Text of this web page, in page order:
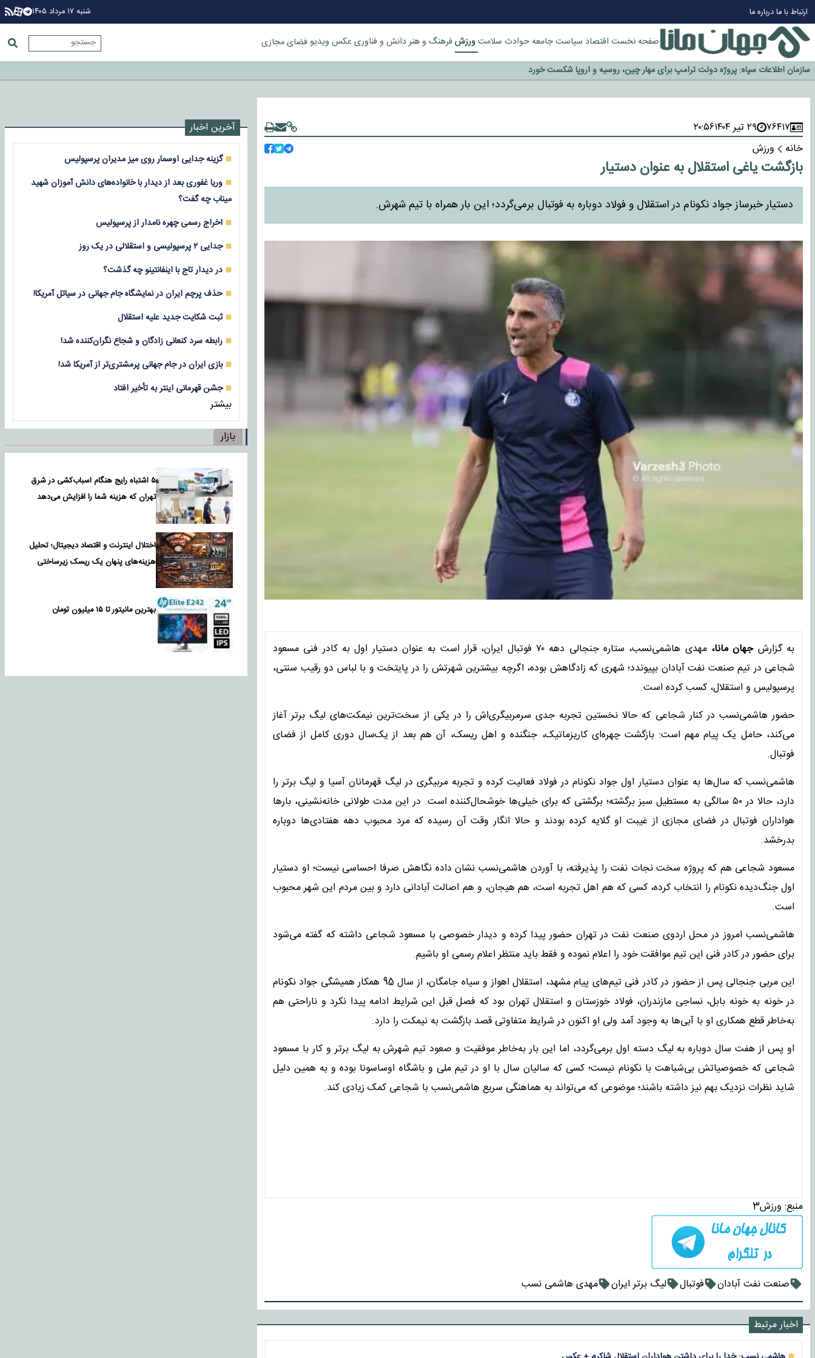
ارتباط با مادرباره ما شنبه ۱۷ مرداد ۱۴۰۵
صفحه نخست اقتصاد سیاستجامعهحوادث سلامتورزشفرهنگ و هنردانش و فناوری عکس ویدیوفضای مجازی
چرا طلا دوباره افزایشی شد؟
گزینه جدایی اوسمار روی میز مدیران پرسپولیس
آیا رئیس جمهور آمریکا قانون را دور می‌زند؟
اخراج رسمی چهره نامدار از پرسپولیس
سازمان اطلاعات سپاه: پروژه دولت ترامپ برای مهار چین، روسیه و اروپا شکست خورد
۷۶۴۱۷ ۲۹ تیر ۱۴۰۴
۲۰:۵۶
خانه
ورزش
بازگشت یاغی استقلال به عنوان دستیار
دستیار خبرساز جواد نکونام در استقلال و فولاد دوباره به فوتبال برمی‌گردد؛ این بار همراه با تیم شهرش.
به گزارش جهان مانا،
​ مهدی هاشمی‌نسب، ستاره جنجالی دهه ۷۰ فوتبال ایران، قرار است به عنوان دستیار اول به کادر فنی مسعود
شجاعی در تیم صنعت نفت آبادان بپیوندد؛ شهری که زادگاهش بوده، اگرچه بیشترین شهرتش را در پایتخت و با لباس دو رقیب سنتی،
پرسپولیس و استقلال، کسب کرده است.
حضور هاشمی‌نسب در کنار شجاعی که حالا نخستین تجربه جدی سرمربیگری‌اش را در یکی از سخت‌ترین نیمکت‌های لیگ برتر آغاز
می‌کند، حامل یک پیام مهم است: بازگشت چهره‌ای کاریزماتیک، جنگنده و اهل ریسک، آن هم بعد از یک‌سال دوری کامل از فضای
فوتبال.
هاشمی‌نسب که سال‌ها به عنوان دستیار اول جواد نکونام در فولاد فعالیت کرده و تجربه مربیگری در لیگ قهرمانان آسیا و لیگ برتر را
دارد، حالا در ۵۰ سالگی به مستطیل سبز برگشته؛ برگشتی که برای خیلی‌ها خوشحال‌کننده است. در این مدت طولانی خانه‌نشینی، بارها
هواداران فوتبال در فضای مجازی از غیبت او گلایه کرده بودند و حالا انگار وقت آن رسیده که مرد محبوب دهه هفتادی‌ها دوباره
بدرخشد.
مسعود شجاعی هم که پروژه سخت نجات نفت را پذیرفته، با آوردن هاشمی‌نسب نشان داده نگاهش صرفا احساسی نیست؛ او دستیار
اول جنگ‌دیده نکونام را انتخاب کرده، کسی که هم اهل تجربه است، هم هیجان، و هم اصالت آبادانی دارد و بین مردم این شهر محبوب
است.
هاشمی‌نسب امروز در محل اردوی صنعت نفت در تهران حضور پیدا کرده و دیدار خصوصی با مسعود شجاعی داشته که گفته می‌شود
برای حضور در کادر فنی این تیم موافقت خود را اعلام نموده و فقط باید منتظر اعلام رسمی او باشیم.
این مربی جنجالی پس از حضور در کادر فنی تیم‌های پیام مشهد، استقلال اهواز و سیاه جامگان، از سال 95 همکار همیشگی جواد نکونام
در خونه به خونه بابل، نساجی مازندران، فولاد خوزستان و استقلال تهران بود که فصل قبل این شرایط ادامه پیدا نکرد و ناراحتی هم
به‌خاطر قطع همکاری او با آبی‌ها به وجود آمد ولی او اکنون در شرایط متفاوتی قصد بازگشت به نیمکت را دارد.
او پس از هفت سال دوباره به لیگ دسته اول برمی‌گردد، اما این بار به‌خاطر موفقیت و صعود تیم شهرش به لیگ برتر و کار با مسعود
شجاعی که خصوصیاتش بی‌شباهت با نکونام نیست؛ کسی که سالیان سال با او در تیم ملی و باشگاه اوساسونا بوده و به همین دلیل
شاید نظرات نزدیک بهم نیز داشته باشند؛ موضوعی که می‌تواند به هماهنگی سریع هاشمی‌نسب با شجاعی کمک زیادی کند.
منبع: ورزش3
صنعت نفت آبادان فوتبال لیگ برتر ایران مهدی هاشمی نسب
اخبار مرتبط
آخرین اخبار
گزینه جدایی اوسمار روی میز مدیران پرسپولیس
وریا غفوری بعد از دیدار با خانواده‌های دانش آموزان شهید
میناب چه گفت؟
اخراج رسمی چهره نامدار از پرسپولیس
جدایی ۲ پرسپولیسی و استقلالی در یک روز
در دیدار تاج با اینفانتینو چه گذشت؟
حذف پرچم ایران در نمایشگاه جام جهانی در سیاتل آمریکا!
ثبت شکایت جدید علیه استقلال
رابطه سرد کنعانی زادگان و شجاع نگران‌کننده شد!
بازی‌ ایران در جام جهانی پرمشتری‌تر از آمریکا شد!
جشن قهرمانی اینتر به تأخیر افتاد
بیشتر
بازار
۵ اشتباه رایج هنگام اسباب‌کشی در شرق
تهران که هزینه شما را افزایش می‌دهد
اختلال اینترنت و اقتصاد دیجیتال؛ تحلیل
هزینه‌های پنهان یک ریسک زیرساختی
بهترین مانیتور تا ۱۵ میلیون تومان